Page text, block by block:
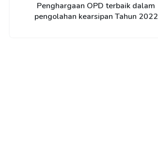
Penghargaan OPD terbaik dalam
pengolahan kearsipan Tahun 2022